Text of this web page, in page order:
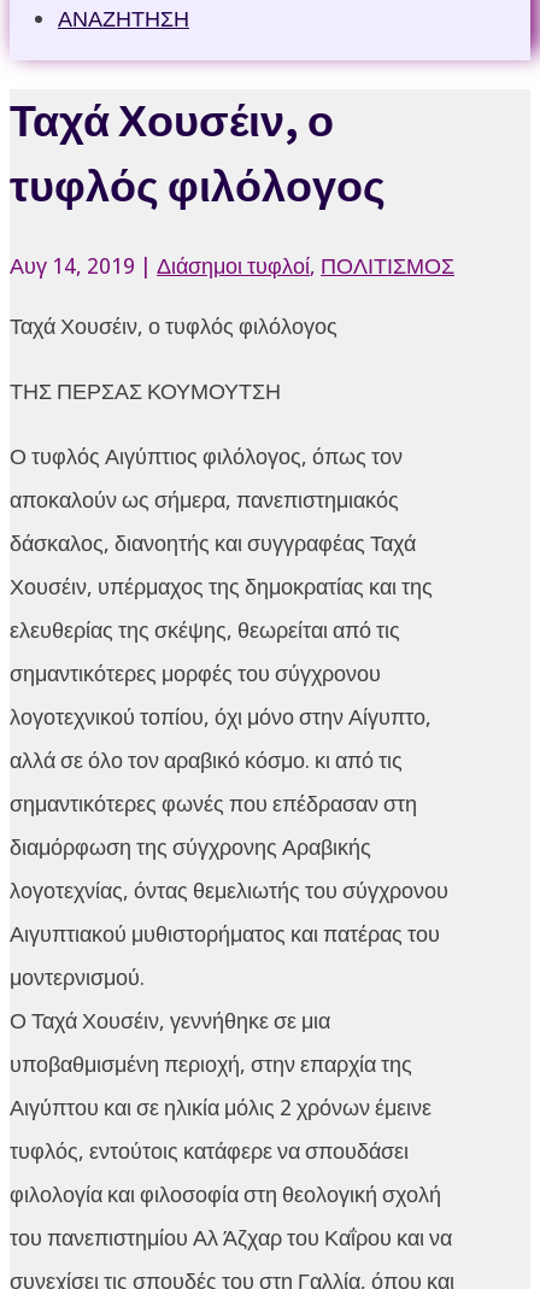
ΑΝΑΖΗΤΗΣΗ
Ταχά Χουσέιν, ο
τυφλός φιλόλογος
Αυγ 14, 2019 | Διάσημοι τυφλοί, ΠΟΛΙΤΙΣΜΟΣ
Ταχά Χουσέιν, ο τυφλός φιλόλογος
ΤΗΣ ΠΕΡΣΑΣ ΚΟΥΜΟΥΤΣΗ
Ο τυφλός Αιγύπτιος φιλόλογος, όπως τον
αποκαλούν ως σήμερα, πανεπιστημιακός
δάσκαλος, διανοητής και συγγραφέας Ταχά
Χουσέιν, υπέρμαχος της δημοκρατίας και της
ελευθερίας της σκέψης, θεωρείται από τις
σημαντικότερες μορφές του σύγχρονου
λογοτεχνικού τοπίου, όχι μόνο στην Αίγυπτο,
αλλά σε όλο τον αραβικό κόσμο. κι από τις
σημαντικότερες φωνές που επέδρασαν στη
διαμόρφωση της σύγχρονης Αραβικής
λογοτεχνίας, όντας θεμελιωτής του σύγχρονου
Αιγυπτιακού μυθιστορήματος και πατέρας του
μοντερνισμού.
Ο Ταχά Χουσέιν, γεννήθηκε σε μια
υποβαθμισμένη περιοχή, στην επαρχία της
Αιγύπτου και σε ηλικία μόλις 2 χρόνων έμεινε
τυφλός, εντούτοις κατάφερε να σπουδάσει
φιλολογία και φιλοσοφία στη θεολογική σχολή
του πανεπιστημίου Αλ Άζχαρ του Καΐρου και να
συνεχίσει τις σπουδές του στη Γαλλία, όπου και